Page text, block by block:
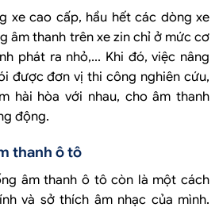
xe cao cấp, hầu hết các dòng xe
âm thanh trên xe zin chỉ ở mức cơ
phát ra nhỏ,... Khi đó, việc nâng
được đơn vị thi công nghiên cứu,
hài hòa với nhau, cho âm thanh
động.
thanh ô tô
âm thanh ô tô còn là một cách
và sở thích âm nhạc của mình.